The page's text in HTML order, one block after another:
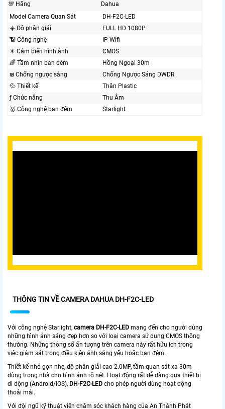
💯 Hãng
Dahua
Model Camera Quan Sát
DH-F2C-LED
☀️ Độ phân giải
FULL HD 1080P
📶 Công nghệ
IP Wifi
✴️ Cảm biến hình ảnh
CMOS
🌈 Tầm nhìn ban đêm
Hồng Ngoại 30m
₪ Chống ngược sáng
Chống Ngược Sáng DWDR
💦 Thiết kế
Thân Plastic
ƒ Chức năng
Thu Âm
🥇️ Công nghệ ban đêm
Starlight
THÔNG TIN VỀ CAMERA DAHUA DH-F2C-LED
Với công nghệ Starlight, camera DH-F2C-LED mang đến cho người dùng
những hình ảnh sáng đẹp hơn so với loại camera sử dụng CMOS thông
thường. Những thông số ấn tượng trên camera này rất hữu ích trong
việc giám sát trong điều kiện ánh sáng yếu hoặc ban đêm.
Thiết kế nhỏ gọn nhẹ, độ phân giải cao 2.0MP, tầm quan sát xa 30m
dùng trong nhà cho hình ảnh rõ nét. Hoạt động rất dễ dàng qua thiết bị
di động (Android/iOS), DH-F2C-LED cho phép người dùng hoạt động
thoải mái.
Với đội ngũ kỹ thuật viên chăm sóc khách hàng của An Thành Phát